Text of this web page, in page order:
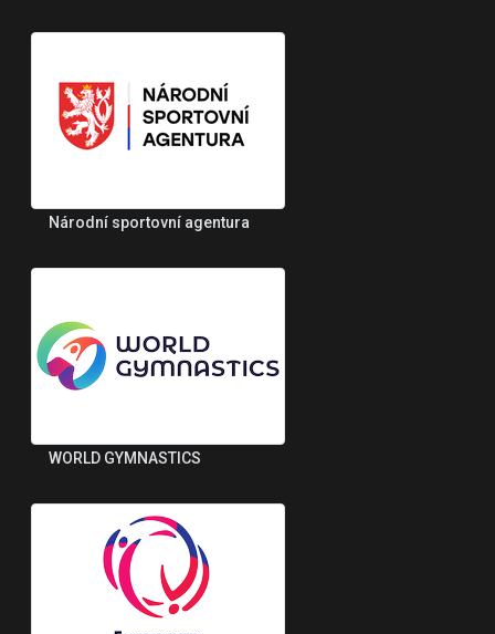
Národní sportovní agentura
WORLD GYMNASTICS